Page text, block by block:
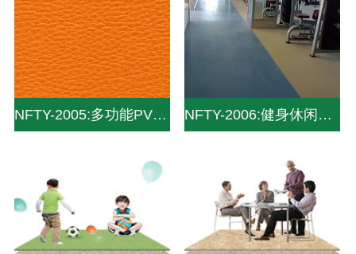
NFTY-2005:多功能PVC地板_PVC运动地板 NFTY-2006:健身休闲PVC地板_PVC运动地板_pvc塑胶地板